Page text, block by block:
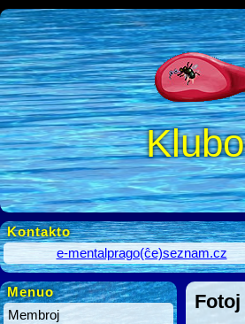
Klubo
Kontakto
e-mentalprago(ĉe)seznam.cz
Menuo
Membroj
Fotoj